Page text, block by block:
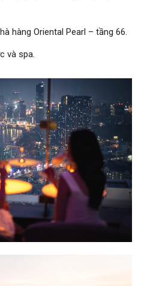
hàng Oriental Pearl – tầng 66.
và spa.